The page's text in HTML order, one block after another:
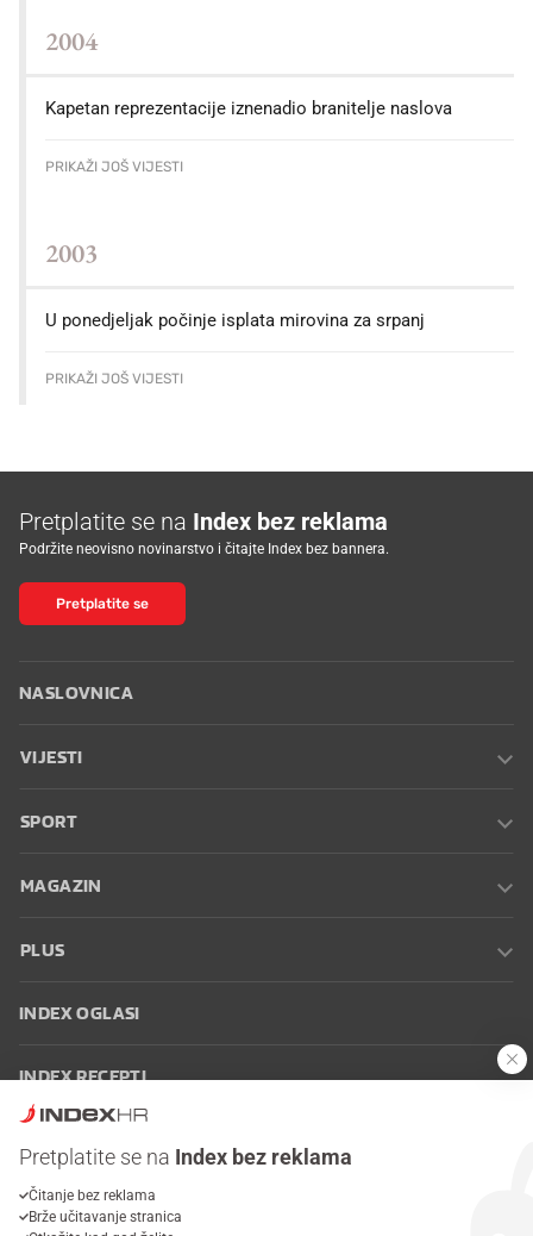
2004
Kapetan reprezentacije iznenadio branitelje naslova
PRIKAŽI JOŠ VIJESTI
2003
U ponedjeljak počinje isplata mirovina za srpanj
PRIKAŽI JOŠ VIJESTI
Pretplatite se na Index bez reklama
Podržite neovisno novinarstvo i čitajte Index bez bannera.
Pretplatite se
NASLOVNICA
VIJESTI
SPORT
MAGAZIN
PLUS
INDEX OGLASI
INDEX RECEPTI
Oglašavanje Zaposli se na Indexu
korištenja
Postavke kolačića
Pretplatite se na Index bez reklama
Čitanje bez reklama
Brže učitavanje stranica